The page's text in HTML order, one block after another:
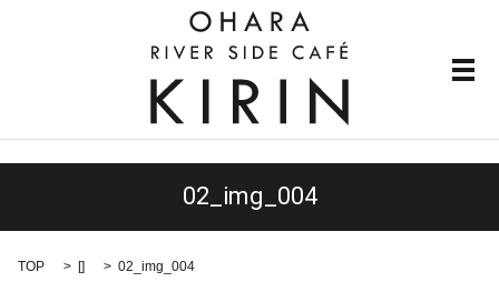
メ
02_img_004
TOP [] 02_img_004